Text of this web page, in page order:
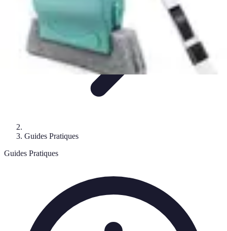
Guides Pratiques
Guides Pratiques